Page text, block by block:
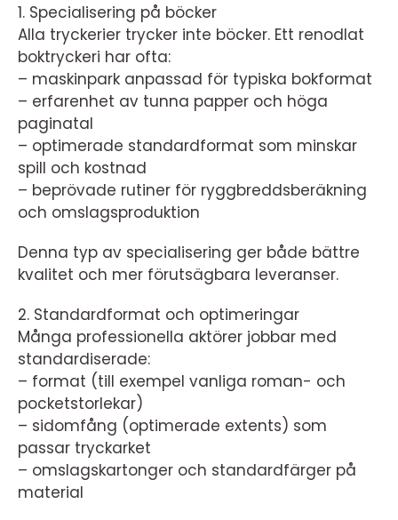
1. Specialisering på böcker
Alla tryckerier trycker inte böcker. Ett renodlat
boktryckeri har ofta:
– maskinpark anpassad för typiska bokformat
– erfarenhet av tunna papper och höga
paginatal
– optimerade standardformat som minskar
spill och kostnad
– beprövade rutiner för ryggbreddsberäkning
och omslagsproduktion
Denna typ av specialisering ger både bättre
kvalitet och mer förutsägbara leveranser.
2. Standardformat och optimeringar
Många professionella aktörer jobbar med
standardiserade:
– format (till exempel vanliga roman- och
pocketstorlekar)
– sidomfång (optimerade extents) som
passar tryckarket
– omslagskartonger och standardfärger på
material